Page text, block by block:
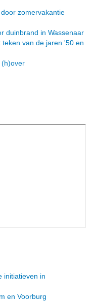
zomervakantie
duinbrand in Wassenaar
van de jaren '50 en
(h)over
initiatieven in
en Voorburg